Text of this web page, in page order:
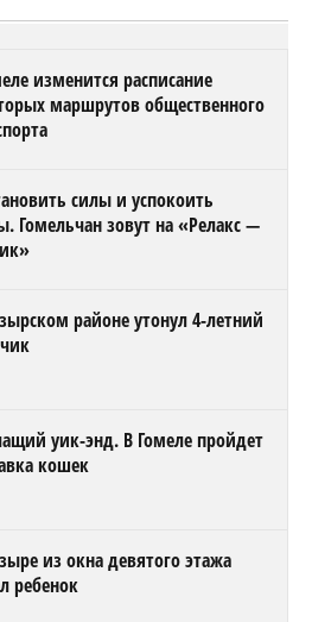
изменится расписание
маршрутов общественного
силы и успокоить
Гомельчан зовут на «Релакс —
районе утонул 4-летний
уик-энд. В Гомеле пройдет
кошек
из окна девятого этажа
ребенок